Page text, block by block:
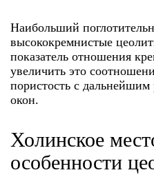
Наибольший
высококремнистые
показатель отношения
увеличить это
пористость с
окон.
Холинское
особенности